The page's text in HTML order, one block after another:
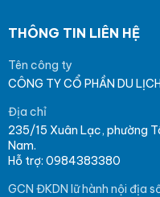
THÔNG TIN LIÊN HỆ
Tên công ty
CÔNG TY CỔ PHẦN DU
Địa chỉ
235/15 Xuân Lạc, phường
Nam.
Hỗ trợ: 0984383380
GCN ĐKDN lữ hành nội địa